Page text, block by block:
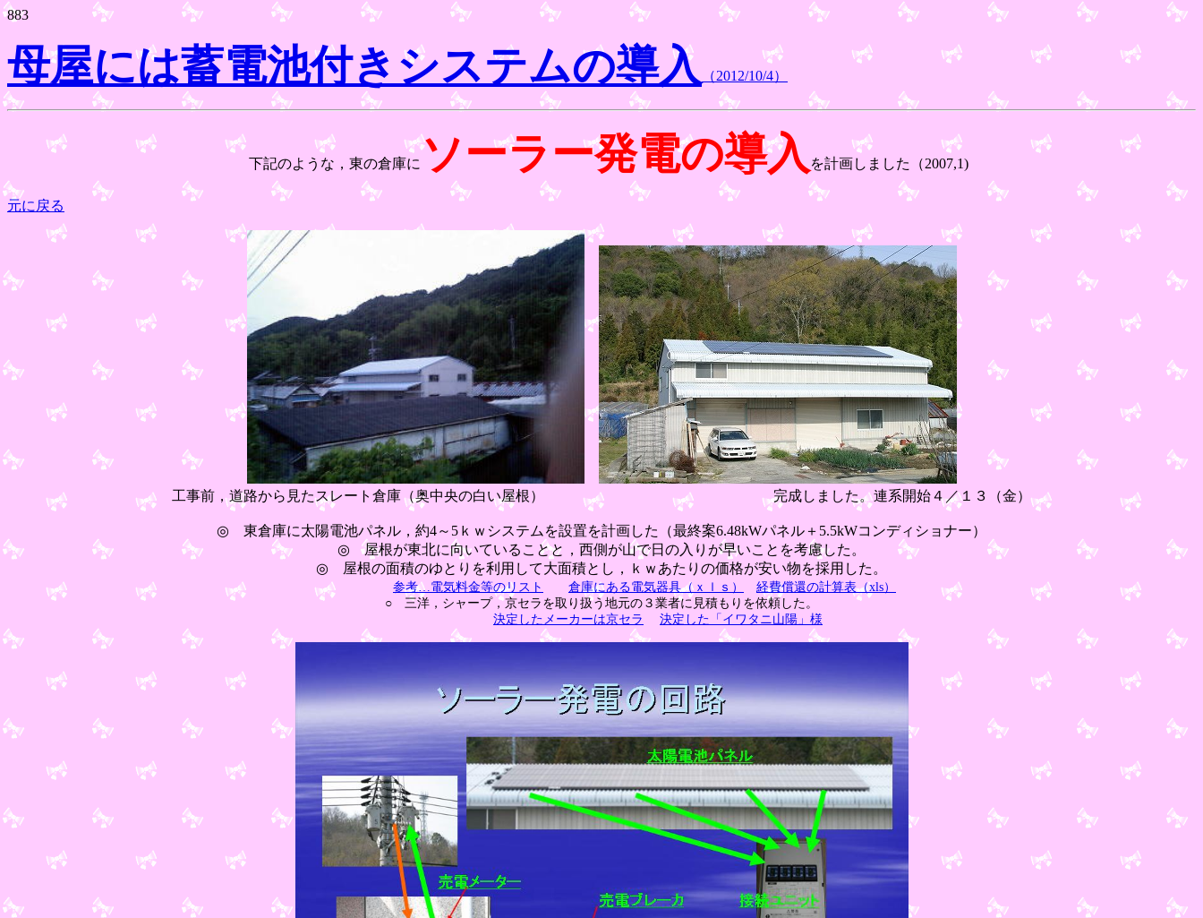
883
母屋には蓄電池付きシステムの導入 （2012/10/4）
下記のような，東の倉庫にソーラー発電の導入 を計画しました（2007,1)
元に戻る
工事前，道路から見たスレート倉庫（奥中央の白い屋根） 完成しました。連系開始４／１３（金）
◎ 東倉庫に太陽電池パネル，約4～5ｋｗシステムを設置を計画した
（最終案6.48kWパネル＋5.5kWコンディショナー）
◎ 屋根が東北に向いていることと，西側が山で日の入りが早いことを考慮した。
◎ 屋根の面積のゆとりを利用して大面積とし，ｋｗあたりの価格が安い物を採用した。
参考…電気料金等のリスト 倉庫にある電気器具（ｘｌｓ）
経費償還の計算表（xls）
○ 三洋，シャープ，京セラを取り扱う地元の３業者に見積もりを依頼した。
決定したメーカーは京セラ
決定した「イワタニ山陽」様